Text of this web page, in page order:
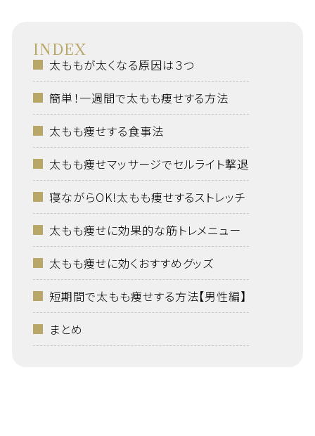
INDEX
太ももが太くなる原因は３つ
簡単！一週間で太もも痩せする方法
太もも痩せする食事法
太もも痩せマッサージでセルライト撃退
寝ながらOK!太もも痩せするストレッチ
太もも痩せに効果的な筋トレメニュー
太もも痩せに効くおすすめグッズ
短期間で太もも痩せする方法【男性編】
まとめ